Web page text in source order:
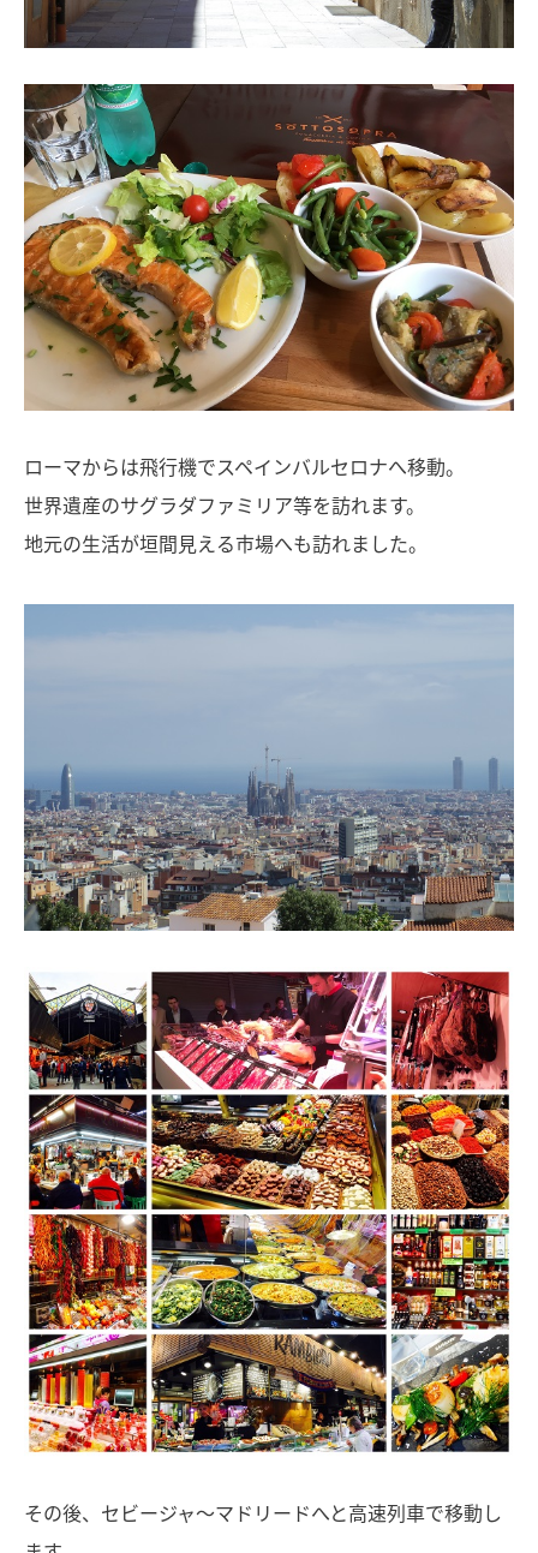
ローマからは飛行機でスペインバルセロナへ移動。
世界遺産のサグラダファミリア等を訪れます。
地元の生活が垣間見える市場へも訪れました。
その後、セビージャ〜マドリードへと高速列車で移動し